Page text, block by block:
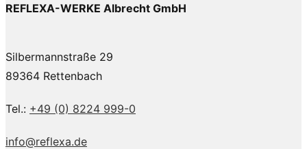
REFLEXA-WERKE Albrecht GmbH
Silbermannstraße 29
89364 Rettenbach
Tel.: +49 (0) 8224 999-0
info@reflexa.de